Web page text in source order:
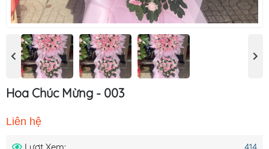
Hoa Chúc Mừng - 003
Liên hệ